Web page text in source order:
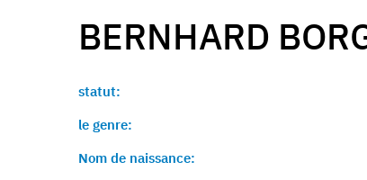
BERNHARD
statut:
le genre:
Nom de naissance: